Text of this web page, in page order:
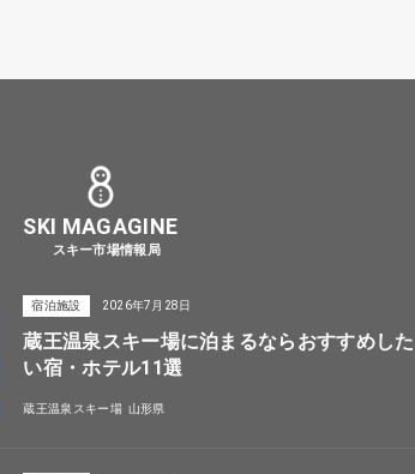
SKI MAGAGINE
スキー市場情報局
宿泊施設 2026年7月28日
蔵王温泉スキー場に泊まるならおすすめした
い宿・ホテル11選
蔵王温泉スキー場 山形県